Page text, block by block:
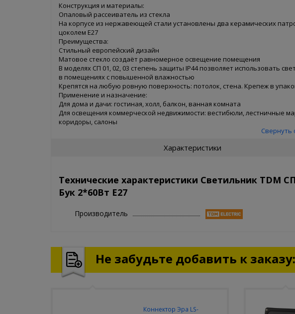
Конструкция и материалы:
Опаловый рассеиватель из стекла
На корпусе из нержавеющей стали установлены два керамических
цоколем Е27
Преимущества:
Стильный европейский дизайн
Матовое стекло создаёт равномерное освещение помещения
В моделях СП 01, 02, 03 степень защиты IP44 позволяет использовать
в помещениях с повышенной влажностью
Крепятся на любую ровную поверхность: потолок, стена. Крепеж в
Применение и назначение:
Для дома и дачи: гостиная, холл, балкон, ванная комната
Для освещения коммерческой недвижимости: вестибюли, лестничные
коридоры, салоны
Свернуть
Характеристики
Технические характеристики Светильник TDM
Бук 2*60Вт E27
Производитель
Не забудьте добавить к заказу:
Коннектор Эра LS-